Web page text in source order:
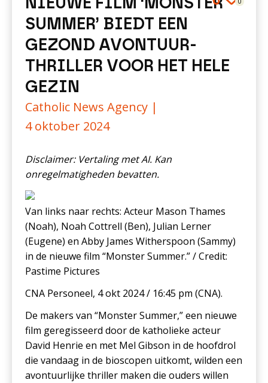
SUMMER’ BIEDT EEN
GEZOND AVONTUUR-
THRILLER VOOR HET HELE
GEZIN
Catholic News Agency |
4 oktober 2024
Disclaimer: Vertaling met AI. Kan
onregelmatigheden bevatten.
Van links naar rechts: Acteur Mason Thames
(Noah), Noah Cottrell (Ben), Julian Lerner
(Eugene) en Abby James Witherspoon (Sammy)
in de nieuwe film “Monster Summer.” / Credit:
Pastime Pictures
CNA Personeel, 4 okt 2024 / 16:45 pm (CNA).
De makers van “Monster Summer,” een nieuwe
film geregisseerd door de katholieke acteur
David Henrie en met Mel Gibson in de hoofdrol
die vandaag in de bioscopen uitkomt, wilden een
avontuurlijke thriller maken die ouders willen